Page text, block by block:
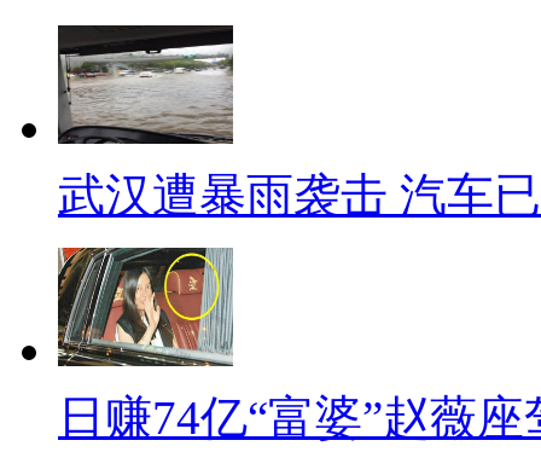
武汉遭暴雨袭击 汽车
日赚74亿“富婆”赵薇